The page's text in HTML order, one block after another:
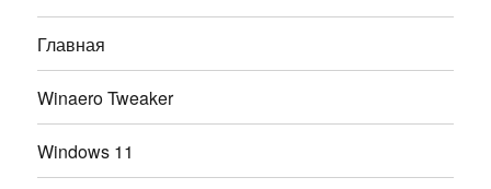
Главная
Winaero Tweaker
Windows 11